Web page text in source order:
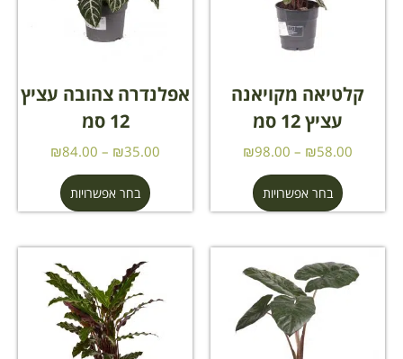
קלטיאה מקויאנה
עציץ 12 סמ
₪58.00
–
₪98.00
בחר אפשרויות
אפלנדרה צהובה עציץ
12 סמ
₪35.00
–
₪84.00
בחר אפשרויות